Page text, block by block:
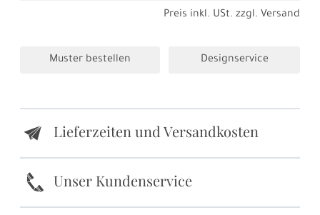
Preis inkl. USt. zzgl. Versand
Muster bestellen Designservice
e Lieferzeiten und Versandkosten
k Unser Kundenservice